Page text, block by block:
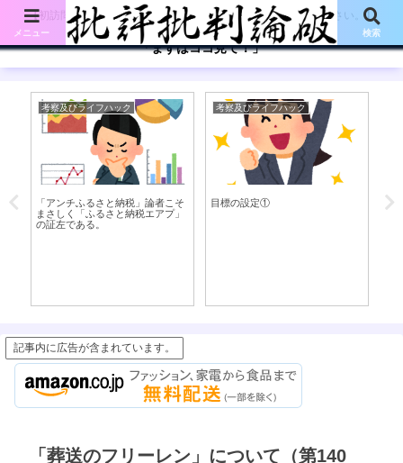
【初訪問の方は、下記の「まずはココ見て!」ボタンをご覧ください。】
「まずはココ見て！」
考察及びライフハック
「アンチふるさと納税」論者こそ
まさしく「ふるさと納税エアプ」
の証左である。
考察及びライフハック
目標の設定①
門
記事内に広告が含まれています。
「葬送のフリーレン」について（第140
メニュー 検索